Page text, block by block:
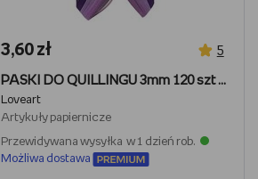
3,60 zł 5
PASKI DO QUILLINGU 3mm 120 szt - odcienie fioletu
Loveart
Artykuły papiernicze
Przewidywana wysyłka w 1 dzień rob.
Możliwa dostawa